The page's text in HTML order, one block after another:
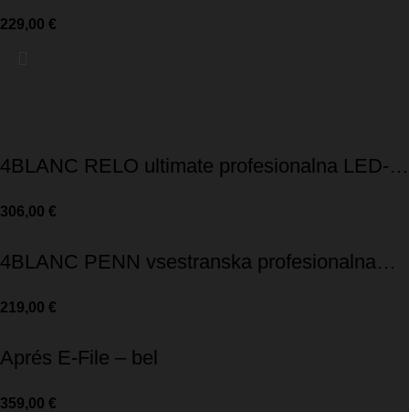
229,00 €
4BLANC RELO ultimate profesionalna LED-
306,00 €
4BLANC PENN vsestranska profesionalna
219,00 €
Aprés E-File – bel
359,00 €